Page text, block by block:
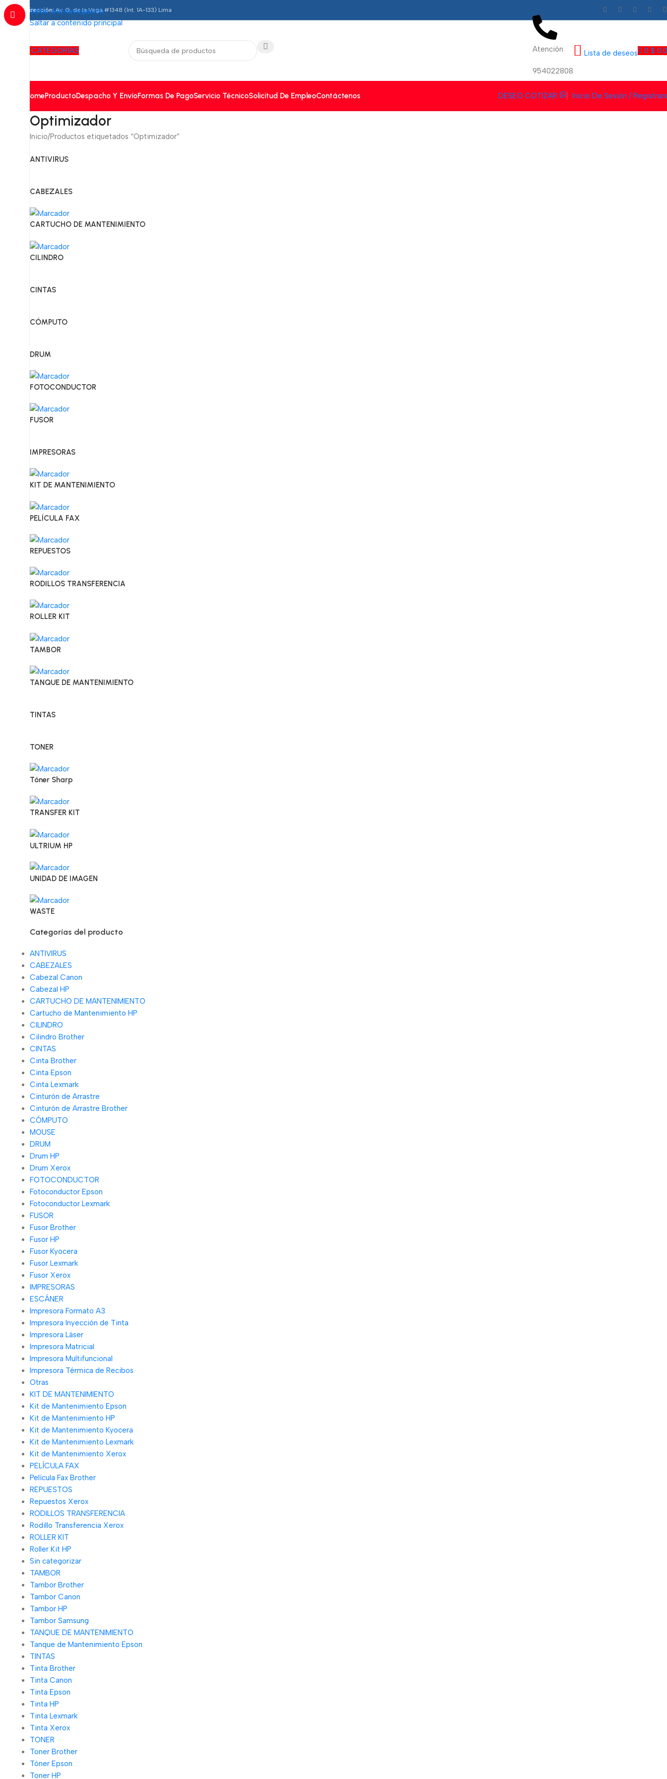
Saltar a la navegación
Saltar a contenido principal
Dirección:Av. G. de la Vega #1348 (Int. 1A-133) Lima
CATEGORÍAS Atención
954022808
Lista de deseos 0 $
HomeProductoDespacho Y EnvíoFormas De PagoServicio TécnicoSolicitud De EmpleoContáctenos DESEO COTIZAR Inicio De Sesión /
Optimizador
Inicio Productos etiquetados “Optimizador”
ANTIVIRUS
CABEZALES
CARTUCHO DE MANTENIMIENTO
CILINDRO
CINTAS
CÓMPUTO
DRUM
FOTOCONDUCTOR
FUSOR
IMPRESORAS
KIT DE MANTENIMIENTO
PELÍCULA FAX
REPUESTOS
RODILLOS TRANSFERENCIA
ROLLER KIT
TAMBOR
TANQUE DE MANTENIMIENTO
TINTAS
TONER
Tóner Sharp
TRANSFER KIT
ULTRIUM HP
UNIDAD DE IMAGEN
WASTE
Categorías del producto
ANTIVIRUS
CABEZALES
Cabezal Canon
Cabezal HP
CARTUCHO DE MANTENIMIENTO
Cartucho de Mantenimiento HP
CILINDRO
Cilindro Brother
CINTAS
Cinta Brother
Cinta Epson
Cinta Lexmark
Cinturón de Arrastre
Cinturón de Arrastre Brother
CÓMPUTO
MOUSE
DRUM
Drum HP
Drum Xerox
FOTOCONDUCTOR
Fotoconductor Epson
Fotoconductor Lexmark
FUSOR
Fusor Brother
Fusor HP
Fusor Kyocera
Fusor Lexmark
Fusor Xerox
IMPRESORAS
ESCÁNER
Impresora Formato A3
Impresora Inyección de Tinta
Impresora Láser
Impresora Matricial
Impresora Multifuncional
Impresora Térmica de Recibos
Otras
KIT DE MANTENIMIENTO
Kit de Mantenimiento Epson
Kit de Mantenimiento HP
Kit de Mantenimiento Kyocera
Kit de Mantenimiento Lexmark
Kit de Mantenimiento Xerox
PELÍCULA FAX
Película Fax Brother
REPUESTOS
Repuestos Xerox
RODILLOS TRANSFERENCIA
Rodillo Transferencia Xerox
ROLLER KIT
Roller Kit HP
Sin categorizar
TAMBOR
Tambor Brother
Tambor Canon
Tambor HP
Tambor Samsung
TANQUE DE MANTENIMIENTO
Tanque de Mantenimiento Epson
TINTAS
Tinta Brother
Tinta Canon
Tinta Epson
Tinta HP
Tinta Lexmark
Tinta Xerox
TONER
Toner Brother
Tóner Epson
Toner HP